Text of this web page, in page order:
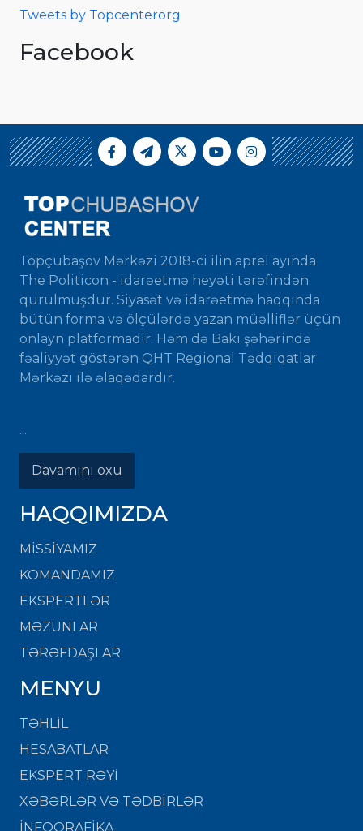
Tweets by Topcenterorg
Facebook
Topçubaşov Mərkəzi 2018-ci ilin aprel ayında
The Politicon - idarəetmə heyəti tərəfindən
qurulmuşdur. Siyasət və idarəetmə haqqında
bütün forma və ölçülərdə yazan müəlliflər üçün
onlayn platformadır. Həm də Bakı şəhərində
fəaliyyət göstərən QHT Regional Tədqiqatlar
Mərkəzi ilə əlaqədardır.
...
Davamını oxu
HAQQIMIZDA
MISSIYAMIZ
KOMANDAMIZ
EKSPERTLƏR
MƏZUNLAR
TƏRƏFDAŞLAR
MENYU
TƏHLİL
HESABATLAR
EKSPERT RƏYİ
XƏBƏRLƏR VƏ TƏDBİRLƏR
İNFOQRAFİKA